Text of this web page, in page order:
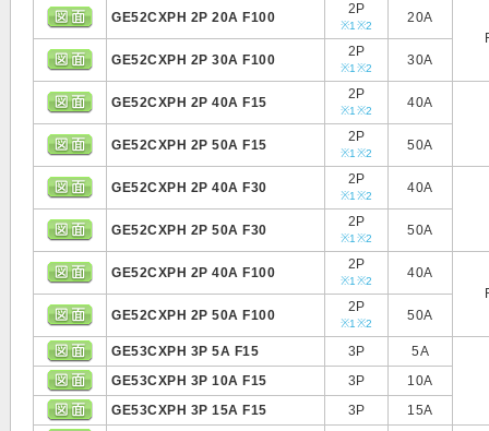
GE52CXPH 2P 20A F100
2P
※1 ※2
20A
GE52CXPH 2P 30A F100
2P
※1 ※2
30A
GE52CXPH 2P 40A F15
2P
※1 ※2
40A
GE52CXPH 2P 50A F15
2P
※1 ※2
50A
GE52CXPH 2P 40A F30
2P
※1 ※2
40A
GE52CXPH 2P 50A F30
2P
※1 ※2
50A
GE52CXPH 2P 40A F100
2P
※1 ※2
40A
GE52CXPH 2P 50A F100
2P
※1 ※2
50A
GE53CXPH 3P 5A F15 3P
5A
GE53CXPH 3P 10A F15 3P
10A
GE53CXPH 3P 15A F15
3P
15A